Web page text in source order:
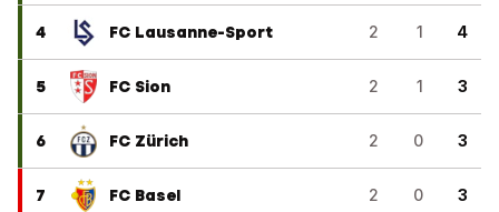
4 FC Lausanne-Sport 2 1 4
5 FC Sion 2 1 3
6 FC Zürich 2 0 3
7 FC Basel 2 0 3